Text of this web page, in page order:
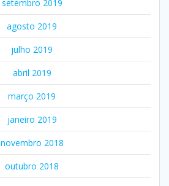
setembro 2019
agosto 2019
julho 2019
abril 2019
março 2019
janeiro 2019
novembro 2018
outubro 2018